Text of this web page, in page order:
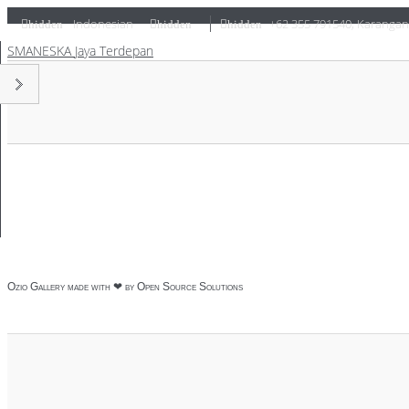
hidden Indonesian hidden hidden +62 355 791540,
SMANESKA Jaya Terdepan
Ozio Gallery made with ❤ by Open Source Solutions